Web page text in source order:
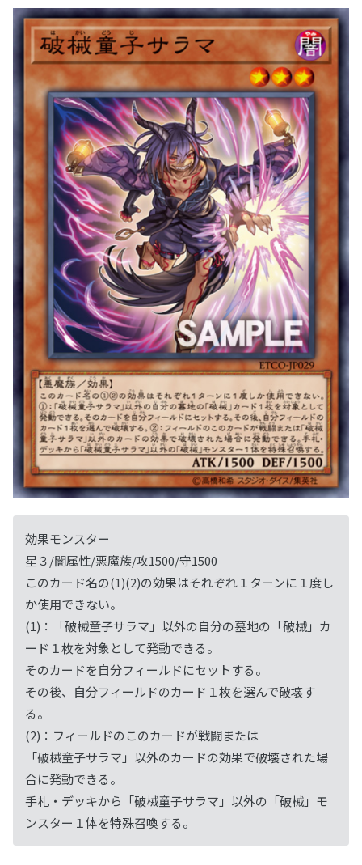
効果モンスター
星３/闇属性/悪魔族/攻1500/守1500
このカード名の(1)(2)の効果はそれぞれ１ターンに１度し
か使用できない。
(1)：「破械童子サラマ」以外の自分の墓地の「破械」カ
ード１枚を対象として発動できる。
そのカードを自分フィールドにセットする。
その後、自分フィールドのカード１枚を選んで破壊す
る。
(2)：フィールドのこのカードが戦闘または
「破械童子サラマ」以外のカードの効果で破壊された場
合に発動できる。
手札・デッキから「破械童子サラマ」以外の「破械」モ
ンスター１体を特殊召喚する。